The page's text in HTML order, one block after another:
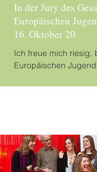
In der Jury des
Europäischen
16. Oktober 20
Ich freue mich riesig,
Europäischen Jugend